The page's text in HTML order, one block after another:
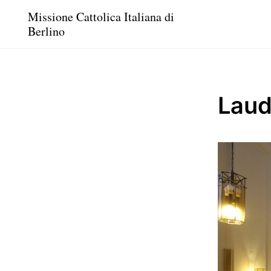
Missione Cattolica Italiana di
Berlino